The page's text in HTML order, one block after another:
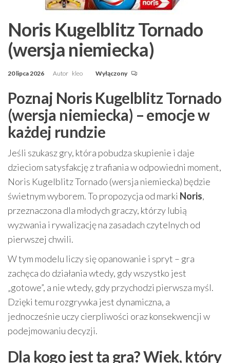
Noris Kugelblitz Tornado
(wersja niemiecka)
20 lipca 2026 Autor kleo Wyłączony
Poznaj Noris Kugelblitz Tornado
(wersja niemiecka) – emocje w
każdej rundzie
Jeśli szukasz gry, która pobudza skupienie i daje
dzieciom satysfakcję z trafiania w odpowiedni moment,
Noris Kugelblitz Tornado (wersja niemiecka) będzie
świetnym wyborem. To propozycja od marki Noris,
przeznaczona dla młodych graczy, którzy lubią
wyzwania i rywalizację na zasadach czytelnych od
pierwszej chwili.
W tym modelu liczy się opanowanie i spryt – gra
zachęca do działania wtedy, gdy wszystko jest
„gotowe”, a nie wtedy, gdy przychodzi pierwsza myśl.
Dzięki temu rozgrywka jest dynamiczna, a
jednocześnie uczy cierpliwości oraz konsekwencji w
podejmowaniu decyzji.
Dla kogo jest ta gra? Wiek, który